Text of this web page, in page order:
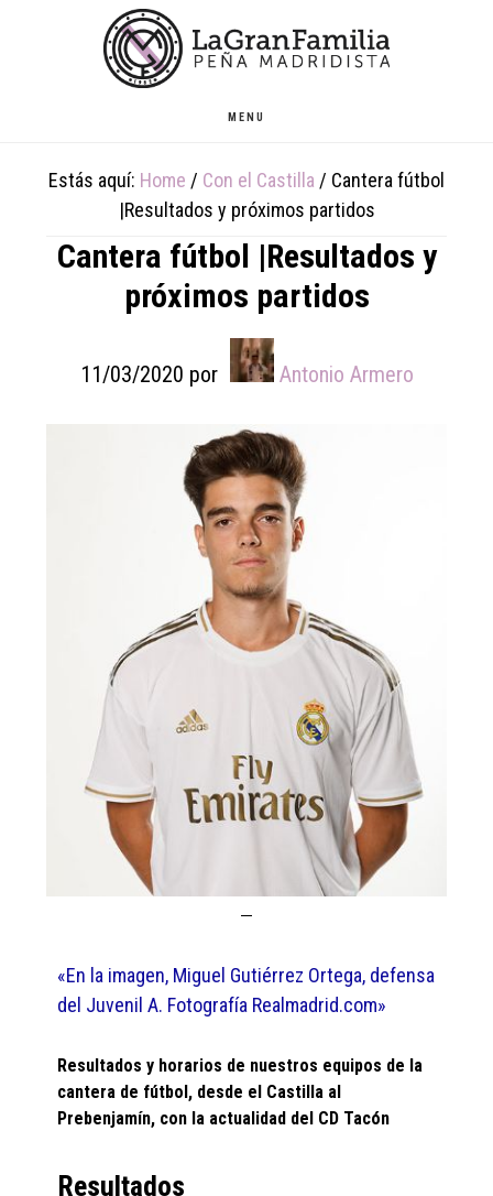
MENU
Estás aquí: Home / Con el Castilla / Cantera fútbol
|Resultados y próximos partidos
Cantera fútbol |Resultados y
próximos partidos
11/03/2020 por Antonio Armero
«En la imagen, Miguel Gutiérrez Ortega, defensa
del Juvenil A. Fotografía Realmadrid.com»
Resultados y horarios de nuestros equipos de la
cantera de fútbol, desde el Castilla al
Prebenjamín, con la actualidad del CD Tacón
Resultados